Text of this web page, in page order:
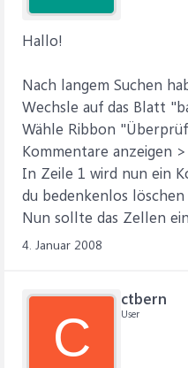
Hallo!
Nach langem Suchen
Wechsle auf das Blatt
Wähle Ribbon
Kommentare anzeigen
In Zeile 1 wird nun ein
du bedenkenlos
Nun sollte das Zellen
4. Januar 2008
C
ctbern
User